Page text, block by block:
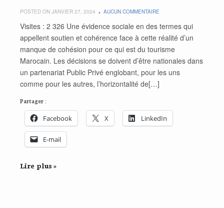
POSTED ON JANVIER 27, 2024 AUCUN COMMENTAIRE
Visites : 2 326 Une évidence sociale en des termes qui
appellent soutien et cohérence face à cette réalité d’un
manque de cohésion pour ce qui est du tourisme
Marocain. Les décisions se doivent d’être nationales dans
un partenariat Public Privé englobant, pour les uns
comme pour les autres, l’horizontalité de[…]
Partager :
Facebook X LinkedIn
E-mail
Lire plus »